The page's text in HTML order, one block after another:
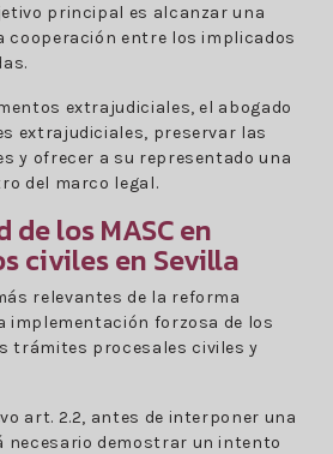
principal es alcanzar una
cooperación entre los implicados
extrajudiciales, el abogado
extrajudiciales, preservar las
y ofrecer a su representado una
del marco legal.
los MASC en
civiles en Sevilla
relevantes de la reforma
implementación forzosa de los
trámites procesales civiles y
art. 2.2, antes de interponer una
necesario demostrar un intento